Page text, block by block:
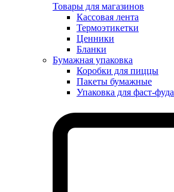
Товары для магазинов
Кассовая лента
Термоэтикетки
Ценники
Бланки
Бумажная упаковка
Коробки для пиццы
Пакеты бумажные
Упаковка для фаст-фуда